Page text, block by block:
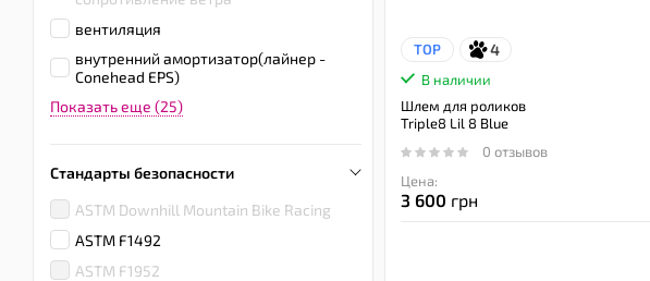
TOP 4
В наличии
Шлем для роликов
Triple8 Lil 8 Blue
0 отзывов
Цена:
3 600 грн
вентиляция
внутренний амортизатор(лайнер -
Conehead EPS)
Показать еще (25)
Стандарты безопасности
ASTM Downhill Mountain Bike Racing
ASTM F1492
ASTM F1952